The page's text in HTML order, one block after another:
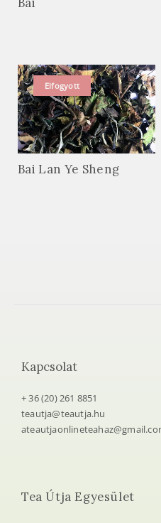
Elfogyott
Bai Lan Ye Sheng
teautja@teautja.hu
ateautjaonlineteahaz@gmail.com
Tea Útja Egyesület